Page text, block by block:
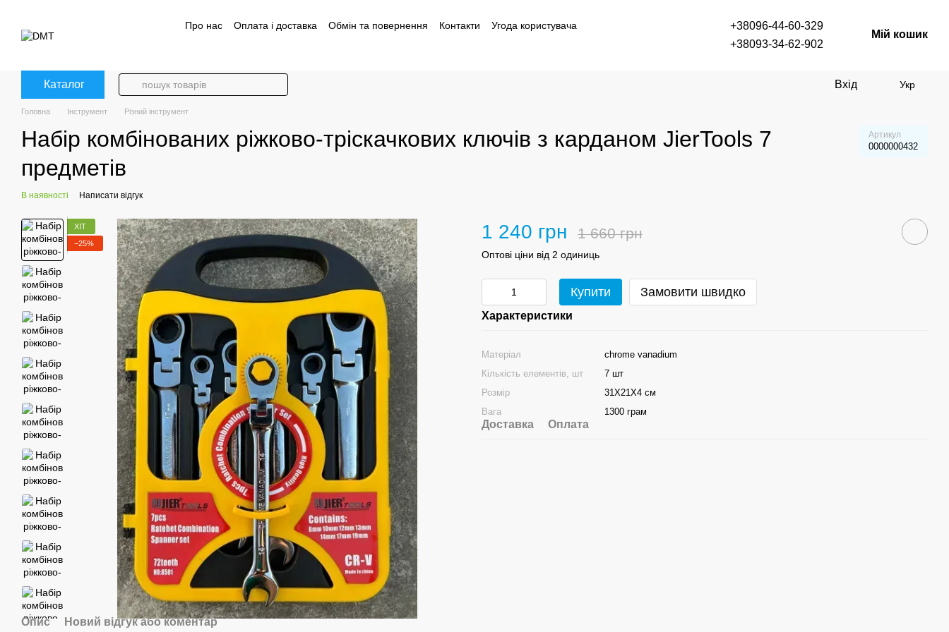
Про нас
Оплата і доставка Обмін та повернення Контакти
Угода користувача
+38096-44-60-329
+38093-34-62-902
Мій кошик
Каталог Вхід Укр
Головна Інструмент Різний інструмент
Набір комбінованих ріжково-тріскачкових ключів з карданом JierTools 7
предметів
Артикул
0000000432
В наявності Написати відгук
ХІТ
−25%
Опис Новий відгук або коментар
1 240 грн 1 660 грн
Оптові ціни від 2 одиниць
Купити Замовити швидко
Характеристики
Матеріал
chrome vanadium
Кількість елементів, шт
7 шт
Розмір
31X21X4 см
Вага
1300 грам
Доставка Оплата